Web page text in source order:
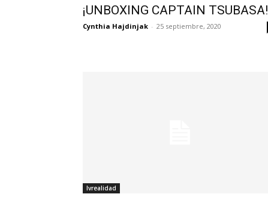
¡UNBOXING CAPTAIN TSUBASA!
Cynthia Hajdinjak - 25 septiembre, 2020
Ivrealidad